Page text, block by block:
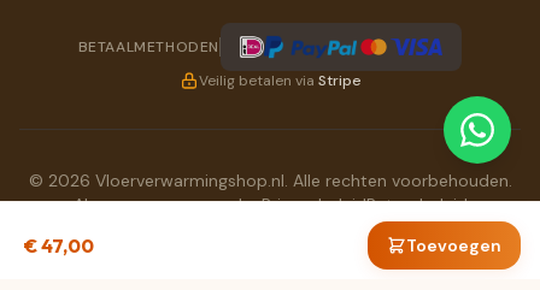
€ 47,00 Toevoegen
BETAALMETHODEN
Veilig betalen via Stripe
© 2026 Vloerverwarmingshop.nl. Alle rechten voorbehouden.
Algemene voorwaardenPrivacybeleidRetourbeleid